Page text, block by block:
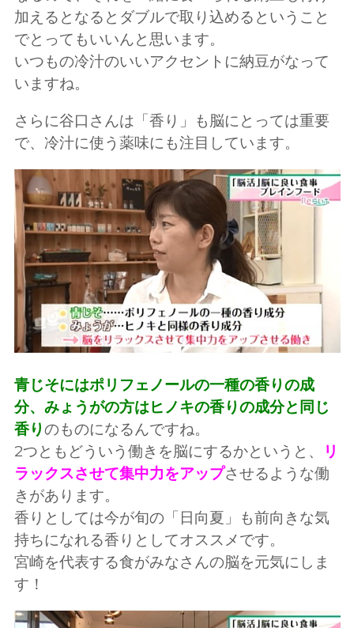
加えるとなるとダブルで取り込めるということ
でとってもいいんと思います。
いつもの冷汁のいいアクセントに納豆がなって
いますね。
さらに谷口さんは「香り」も脳にとっては重要
で、冷汁に使う薬味にも注目しています。
青じそにはポリフェノールの一種の香りの成
分、みょうがの方はヒノキの香りの成分と同じ
香りのものになるんですね。
2つともどういう働きを脳にするかというと、
リ
ラックスさせて集中力をアップさせるような働
きがあります。
香りとしては今が旬の「日向夏」も前向きな気
持ちになれる香りとしてオススメです。
宮崎を代表する食がみなさんの脳を元気にしま
す！